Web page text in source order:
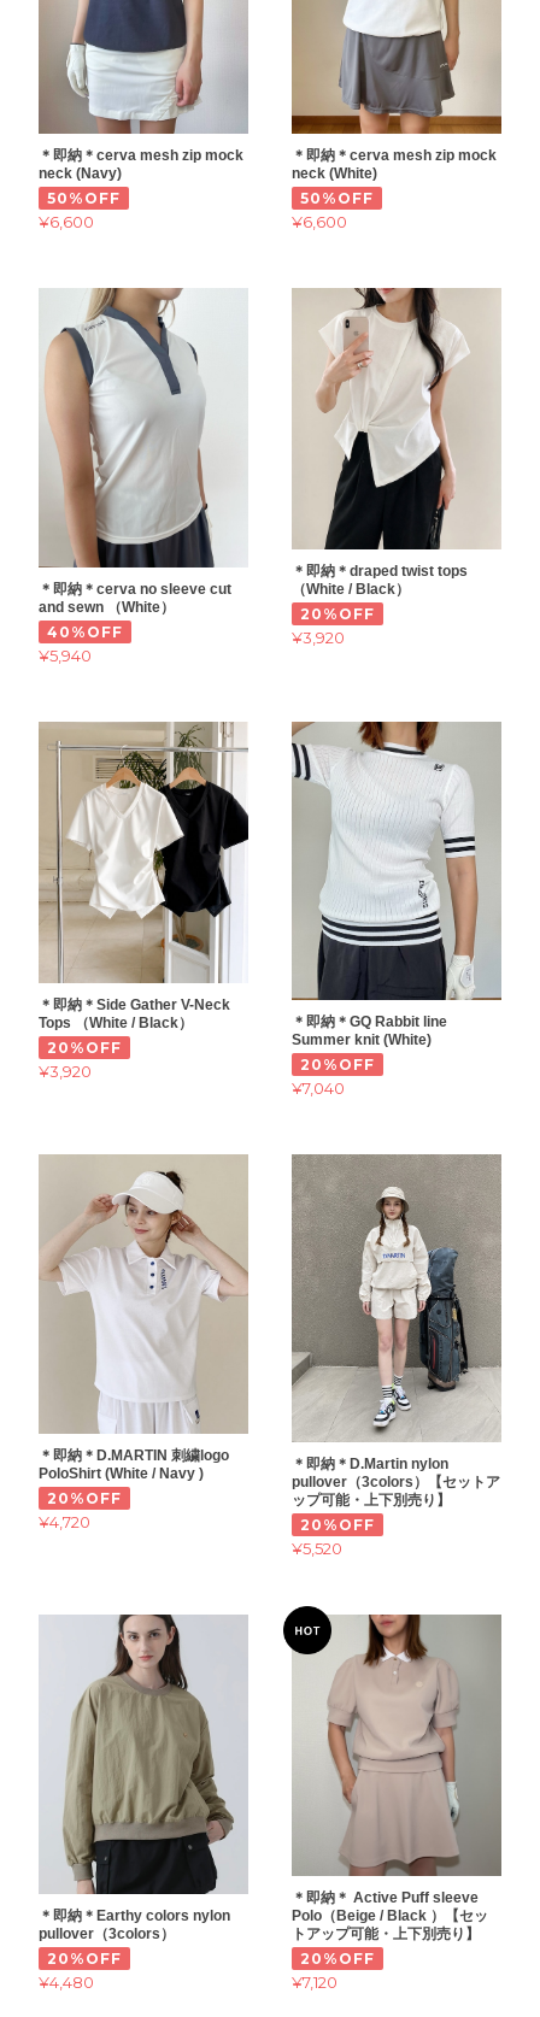
＊即納＊cerva mesh zip mock
neck (Navy)
50%OFF
¥6,600
＊即納＊cerva mesh zip mock
neck (White)
50%OFF
¥6,600
＊即納＊cerva no sleeve cut
and sewn （White）
40%OFF
¥5,940
＊即納＊draped twist tops
（White / Black）
20%OFF
¥3,920
＊即納＊Side Gather V-Neck
Tops （White / Black）
20%OFF
¥3,920
＊即納＊GQ Rabbit line
Summer knit (White)
20%OFF
¥7,040
＊即納＊D.MARTIN 刺繍logo
PoloShirt (White / Navy )
20%OFF
¥4,720
＊即納＊D.Martin nylon
pullover（3colors）【セットア
ップ可能・上下別売り】
20%OFF
¥5,520
＊即納＊Earthy colors nylon
pullover（3colors）
20%OFF
¥4,480
＊即納＊ Active Puff sleeve
Polo（Beige / Black ）【セッ
トアップ可能・上下別売り】
20%OFF
¥7,120